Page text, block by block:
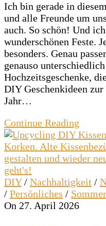
Ich bin gerade in
und alle Freunde um
auch. So schön! Und
wunderschönen Feste.
besonders. Genau
genauso
Hochzeitsgeschenke,
DIY Geschenkideen
Jahr…
Continue Reading
DIY/ Nachhaltigkeit /
/ Persönliches / Sommer
On 27. April 2026